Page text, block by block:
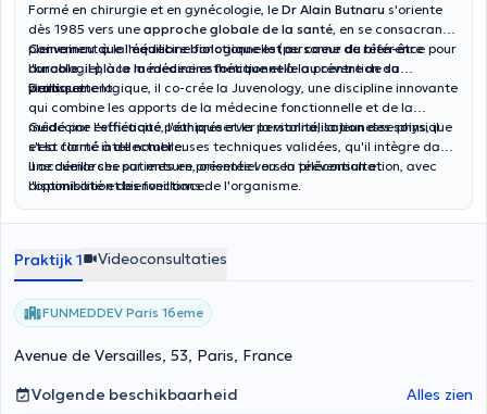
Formé en chirurgie et en gynécologie, le Dr Alain Butnaru s'oriente
dès 1985 vers une approche globale de la santé, en se consacrant
pleinement à la médecine fonctionnelle (personne de référence pour
l'oncologie), à la médecine esthétique et à la prévention du
vieillissement.
Convaincu que l'équilibre biologique est au coeur du bien-être
durable, il place la médecine fonctionnelle au centre de sa
pratique.
Dans cette logique, il co-crée la Juvenology, une discipline innovante
qui combine les apports de la médecine fonctionnelle et de la
médecine esthétique pour préserver la vitalité, la jeunesse physique
et la clarté intellectuelle.
Guidé par l'efficacité, l'éthiqueet lapersonnalisation des soins, il
s'est formé à de nombreuses techniques validées, qu'il intègre dans
une démarche sur mesure, orientée vers la prévention et
l'optimisation des fonctions de l'organisme.
Il accueille ses patients en présentiel ou en téléconsultation, avec
disponibilité et bienveillance.
Praktijk 1 Videoconsultaties
FUNMEDDEV Paris 16eme
Avenue de Versailles, 53, Paris, France
Volgende beschikbaarheid
Alles zien